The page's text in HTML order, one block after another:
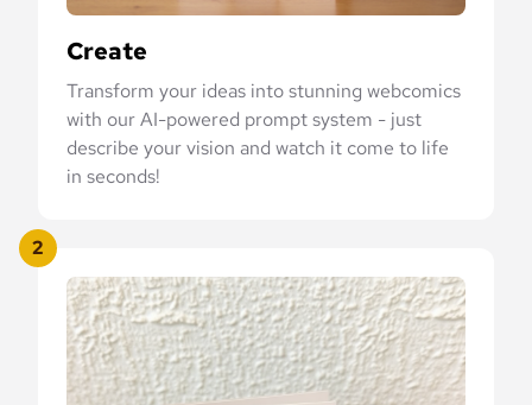
Create
Transform your ideas into stunning webcomics
with our AI-powered prompt system - just
describe your vision and watch it come to life
in seconds!
2